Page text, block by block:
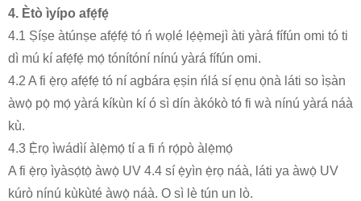
4. Ètò ìyípo afẹ́fẹ́
4.1 Ṣíṣe àtúnṣe afẹ́fẹ́ tó ń wọlé lẹ́ẹ̀mejì àti yàrá fífún omi tó ti
dì mú kí afẹ́fẹ́ mọ́ tónítóní nínú yàrá fífún omi.
4.2 A fi ẹ̀rọ afẹ́fẹ́ tó ní agbára ẹṣin ńlá sí ẹnu ọ̀nà láti so ìṣàn
àwọ̀ pọ̀ mọ́ yàrá kíkùn kí ó sì dín àkókò tó fi wà nínú yàrá náà
kù.
4.3 Ẹ̀rọ ìwádìí àlẹ̀mọ́ tí a fi ń rọ́pò àlẹ̀mọ́
A fi ẹ̀rọ ìyàsọ́tọ̀ àwọ̀ UV 4.4 sí ẹ̀yìn ẹ̀rọ náà, láti ya àwọ̀ UV
kúrò nínú kùkùté àwọ̀ náà. O sì lè tún un lò.